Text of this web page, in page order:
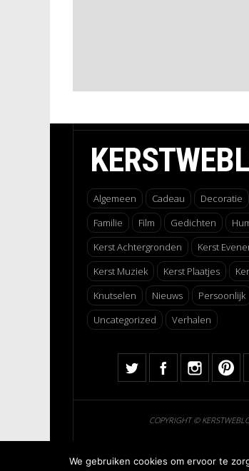
Algemeen Cadeau Decoratie
Familie
Film Gedichten
Kerst Achtergronden
Kerst
Kerst Muziek
Kerst Plaatjes
Knutselen
Nieuws Persoonlijk
Uncategorized
Verhalen
COPYRIGHT ©
We gebruiken cookies om ervoor te